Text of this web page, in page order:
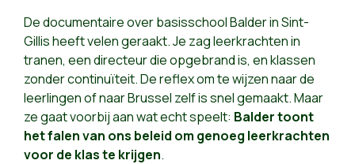
De documentaire over basisschool Balder in Sint-
Gillis heeft velen geraakt. Je zag leerkrachten in
tranen, een directeur die opgebrand is, en klassen
zonder continuïteit. De reflex om te wijzen naar de
leerlingen of naar Brussel zelf is snel gemaakt. Maar
ze gaat voorbij aan wat echt speelt: Balder toont
het falen van ons beleid om genoeg leerkrachten
voor de klas te krijgen.